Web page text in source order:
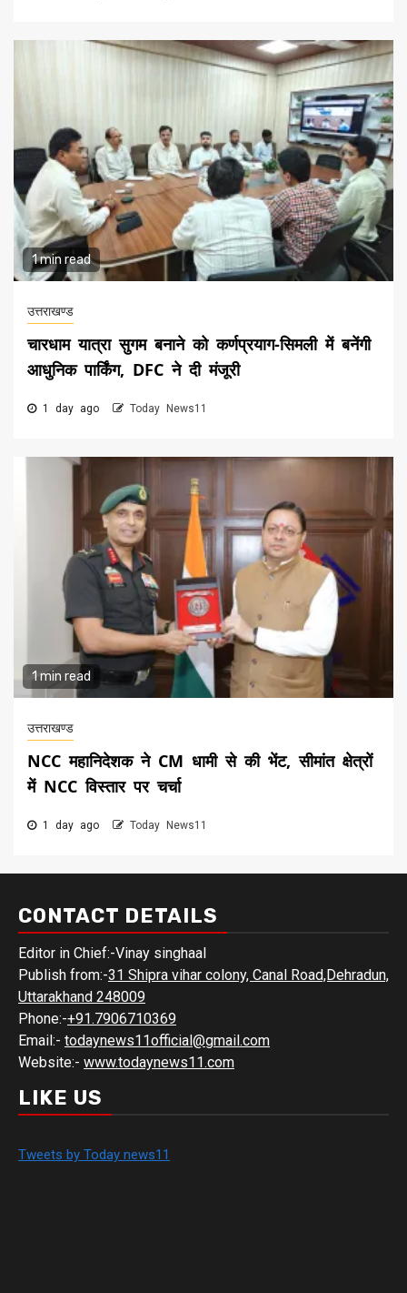
1 min read
उत्तराखण्ड
चारधाम यात्रा सुगम बनाने को कर्णप्रयाग-सिमली में बनेंगी
आधुनिक पार्किंग, DFC ने दी मंजूरी
1 day ago Today News11
1 min read
उत्तराखण्ड
NCC महानिदेशक ने CM धामी से की भेंट, सीमांत क्षेत्रों
में NCC विस्तार पर चर्चा
1 day ago Today News11
CONTACT DETAILS
Editor in Chief:-Vinay singhaal
Publish from:-31 Shipra vihar colony, Canal Road,Dehradun,
Uttarakhand 248009
Phone:-+91.7906710369
Email:- todaynews11official@gmail.com
Website:- www.todaynews11.com
LIKE US
Tweets by Today news11